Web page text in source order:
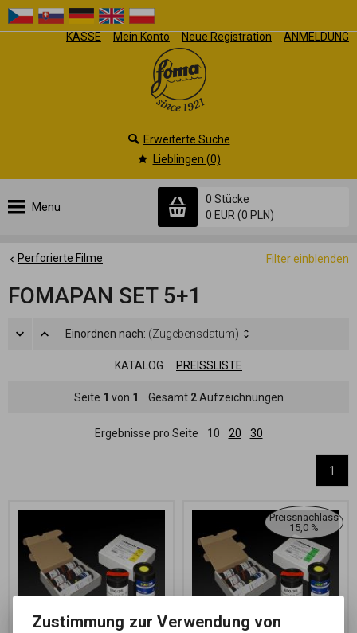
KASSE Mein Konto Neue Registration ANMELDUNG
Menu
0 Stücke
0 EUR (0 PLN)
Erweiterte Suche
Lieblingen (0)
Filter einblenden
Perforierte Filme
FOMAPAN SET 5+1
Einordnen nach: (Zugebensdatum)
KATALOG PREISSLISTE
Seite 1 von 1 Gesamt 2Aufzeichnungen
Ergebnisse pro Seite 10 20 30
1
Preissnachlass
15,0 %
Zustimmung zur Verwendung von